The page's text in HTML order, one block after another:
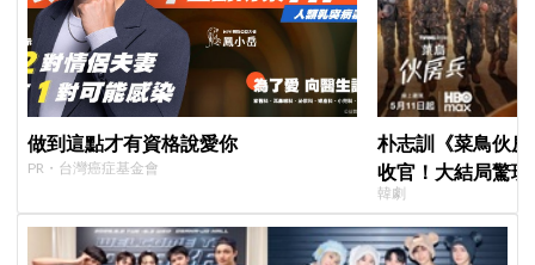
做到這點才有資格說愛你
PR・台灣癌症基金會
朴志訓《菜鳥伙
收官！大結局驚
蛋，劇迷瘋狂敲
韓劇